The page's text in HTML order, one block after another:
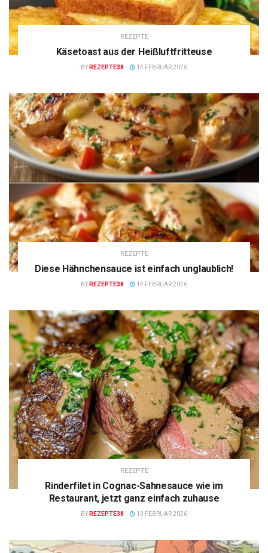
REZEPTE
Käsetoast aus der Heißluftfritteuse
BY REZEPTE38 14 FEBRUAR 2026
REZEPTE
Diese Hähnchensauce ist einfach unglaublich!
BY REZEPTE38 14 FEBRUAR 2026
REZEPTE
Rinderfilet in Cognac-Sahnesauce wie im
Restaurant, jetzt ganz einfach zuhause
BY REZEPTE38 13 FEBRUAR 2026